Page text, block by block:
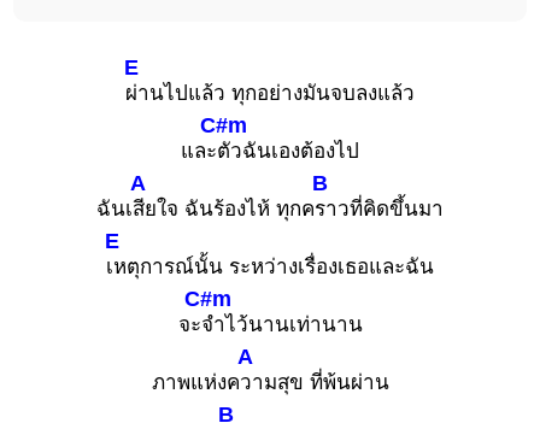
E
ผ่านไปแล้ว ทุกอย่างมันจบลงแล้ว
และ
C#m
ตัวฉันเองต้องไป
ฉันเ
A
สียใจ ฉันร้องไห้ ทุกค
B
ราวที่คิดขึ้นมา
E
เหตุการณ์นั้น ระหว่างเรื่องเธอและฉัน
จะ
C#m
จำไว้นานเท่านาน
ภาพแห่งค
A
วามสุข ที่พ้นผ่าน
B